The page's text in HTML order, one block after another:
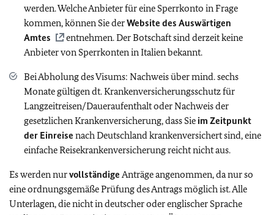
werden. Welche Anbieter für eine Sperrkonto in Frage
kommen, können Sie derWebsite des Auswärtigen
Amtes
entnehmen. Der Botschaft sind derzeit keine
Anbieter von Sperrkonten in Italien bekannt.
Bei Abholung des Visums: Nachweis über mind. sechs
Monate gültigen dt. Krankenversicherungsschutz für
Langzeitreisen/Daueraufenthalt oder Nachweis der
gesetzlichen Krankenversicherung, dass Sie im Zeitpunkt
der Einreise nach Deutschland krankenversichert sind, eine
einfache Reisekrankenversicherung reicht nicht aus.
Es werden nurvollständige Anträge angenommen, da nur so
eine ordnungsgemäße Prüfung des Antrags möglich ist. Alle
Unterlagen, die nicht in deutscher oder englischer Sprache